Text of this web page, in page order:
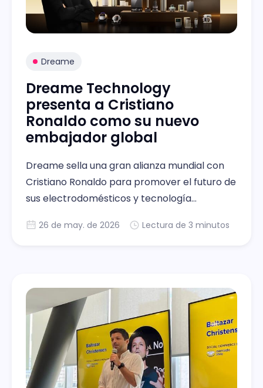
Dreame
Dreame Technology
presenta a Cristiano
Ronaldo como su nuevo
embajador global
Dreame sella una gran alianza mundial con
Cristiano Ronaldo para promover el futuro de
sus electrodomésticos y tecnología
26 de may. de 2026 Lectura de 3 minutos